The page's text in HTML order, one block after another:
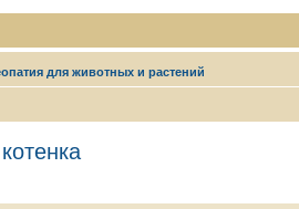
для животных и растений